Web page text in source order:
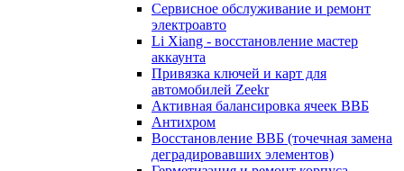
Сервисное обслуживание и ремонт
электроавто
Li Xiang - восстановление мастер
аккаунта
Привязка ключей и карт для
автомобилей Zeekr
Активная балансировка ячеек ВВБ
Антихром
Восстановление ВВБ (точечная замена
деградировавших элементов)